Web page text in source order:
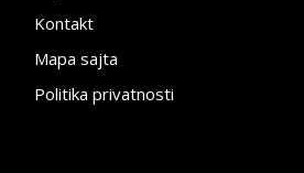
Kontakt
Mapa sajta
Politika privatnosti